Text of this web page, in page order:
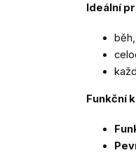
Ideální
Funkční